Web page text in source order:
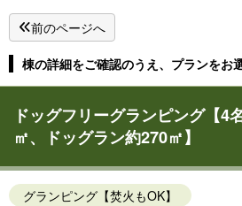
前のページへ
棟の詳細をご確認のうえ、プランをお
ドッグフリーグランピング【
㎡、ドッグラン約270㎡】
グランピング【焚火もOK】